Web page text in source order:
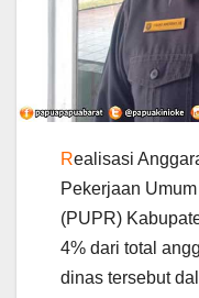
Realisasi
Pekerjaan
(PUPR)
4% dari total
dinas tersebut